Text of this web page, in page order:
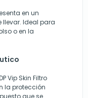
en un
llevar. Ideal para
o en la
Vip Skin Filtro
la protección
que se